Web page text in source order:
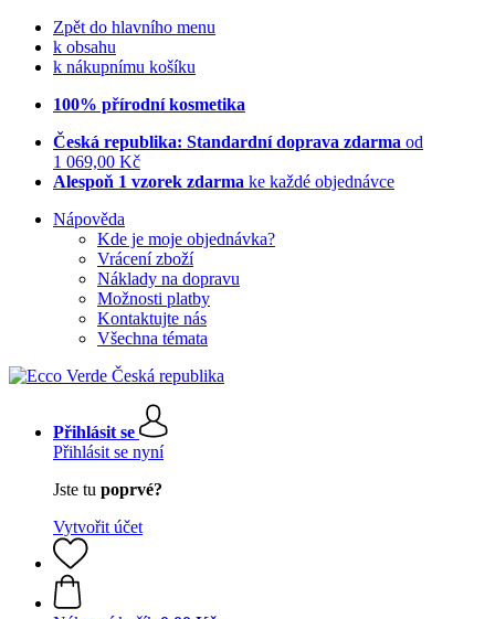
Zpět do hlavního menu
k obsahu
k nákupnímu košíku
100% přírodní kosmetika
Česká republika: Standardní doprava zdarma od
1 069,00 Kč
Alespoň 1 vzorek zdarma ke každé objednávce
Nápověda
Kde je moje objednávka?
Vrácení zboží
Náklady na dopravu
Možnosti platby
Kontaktujte nás
Všechna témata
Přihlásit se
Přihlásit se nyní
Jste tu poprvé?
Vytvořit účet